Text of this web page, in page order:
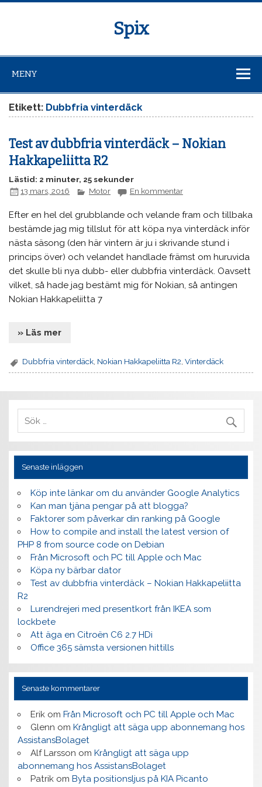
Spix
MENY
Etikett: Dubbfria vinterdäck
Test av dubbfria vinterdäck – Nokian
Hakkapeliitta R2
Lästid: 2 minuter, 25 sekunder
13 mars, 2016
Motor En kommentar
Efter en hel del grubblande och velande fram och tillbaka
bestämde jag mig tillslut för att köpa nya vinterdäck inför
nästa säsong (den här vintern är ju i skrivande stund i
princips över) och velandet handlade främst om huruvida
det skulle bli nya dubb- eller dubbfria vinterdäck. Oavsett
vilket, så hade jag bestämt mig för Nokian, så antingen
Nokian Hakkapeliitta 7
» Läs mer
Dubbfria vinterdäck Nokian Hakkapeliitta R2 ,Vinterdäck
Senaste inläggen
Köp inte länkar om du använder Google Analytics
Kan man tjäna pengar på att blogga?
Faktorer som påverkar din ranking på Google
How to compile and install the latest version of
PHP 8 from source code on Debian
Från Microsoft och PC till Apple och Mac
Köpa ny bärbar dator
Test av dubbfria vinterdäck – Nokian Hakkapeliitta
R2
Lurendrejeri med presentkort från IKEA som
lockbete
Att äga en Citroën C6 2.7 HDi
Office 365 sämsta versionen hittills
Senaste kommentarer
Erikom Från Microsoft och PC till Apple och Mac
Glenn om Krångligt att säga upp abonnemang hos
AssistansBolaget
Alf Larsson om Krångligt att säga upp
abonnemang hos AssistansBolaget
Patrikom Byta positionsljus på KIA Picanto